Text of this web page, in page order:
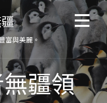
富與美麗。
疆領